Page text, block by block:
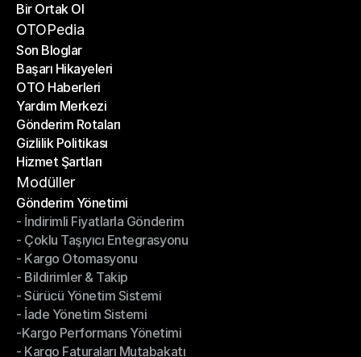
Gönderim API'si
Bir Ortak Ol
Bir Ortak Ol
OTOPedia
Son Bloglar
Son Bloglar
Başarı Hikayeleri
Başarı Hikayeleri
OTO Haberleri
OTO Haberleri
Yardım Merkezi
Yardım Merkezi
Gönderim Rotaları
Gönderim Rotaları
Gizlilik Politikası
Gizlilik Politikası
Hizmet Şartları
Hizmet Şartları
Modüller
Gönderim Yönetimi
Gönderim Yönetimi
- İndirimli Fiyatlarla Gönderim
- İndirimli Fiyatlarla Gönderim
- Çoklu Taşıyıcı Entegrasyonu
- Çoklu Taşıyıcı Entegrasyonu
- Kargo Otomasyonu
- Kargo Otomasyonu
- Bildirimler & Takip
- Bildirimler & Takip
- Sürücü Yönetim Sistemi
- Sürücü Yönetim Sistemi
- İade Yönetim Sistemi
- İade Yönetim Sistemi
-Kargo Performans Yönetimi
-Kargo Performans Yönetimi
- Kargo Faturaları Mutabakatı